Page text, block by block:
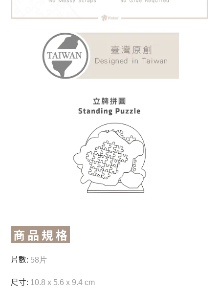
商 品 規 格
片數: 58片
尺寸: 10.8 x 5.6 x 9.4 cm